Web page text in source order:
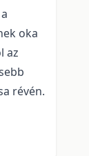
oka
az
révén.